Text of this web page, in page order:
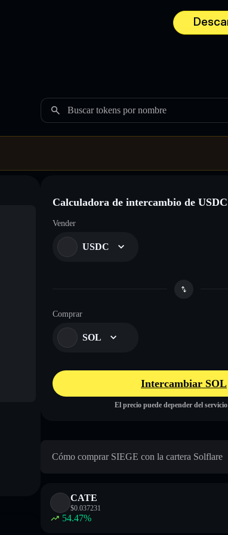
Buscar tokens por nombre
Calculadora de intercambio de
Vender
USDC
Comprar
SOL
Intercambiar SOL
El precio puede depender del
Cómo comprar SIEGE con la cartera Solflare
CATE
$0.037231
54.47%